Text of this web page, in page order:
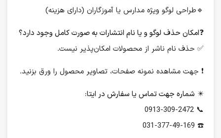
🔹طراحی لوگو ویژه مدارس یا آموزگاران (دارای هزینه)
❓امکان حذف لوگو و یا نام انتشارات به صورت کامل وجود دارد؟
✅ حذف نام ناشر از محصولات امکان‌پذیر نیست.
❗️ جهت مشاهده نمونه صفحات، تصاویر محصول را ورق بزنید.
✴️ شماره جهت تماس یا سفارش در ایتا:
📞 0913-309-2472
☎️ 031-377-49-169